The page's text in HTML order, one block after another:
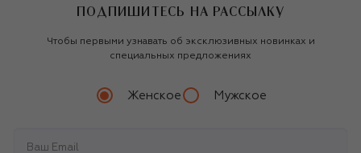
ПОДПИШИТЕСЬ НА РАССЫЛКУ
Чтобы первыми узнавать об эксклюзивных новинках и
специальных предложениях
Женское Мужское